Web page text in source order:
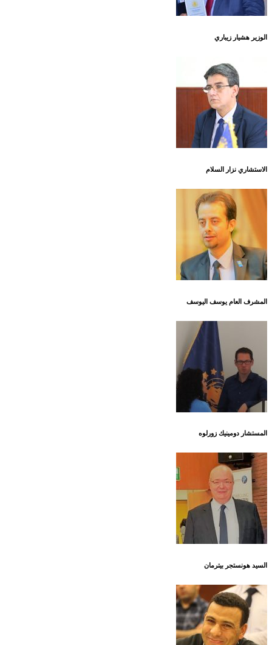
الوزير هشيار زيباري
الاستشاري نزار السلام
المشرف العام يوسف اليوسف
المستشار دومينيك زورلوه
السيد هونستجر بيترمان